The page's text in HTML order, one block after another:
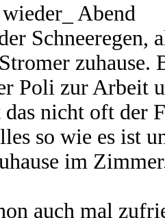
Abend
Poli zur Arbeit
nicht oft der
so wie es ist
im
auch mal